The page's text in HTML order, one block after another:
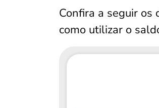
Confira a seguir
como utilizar o